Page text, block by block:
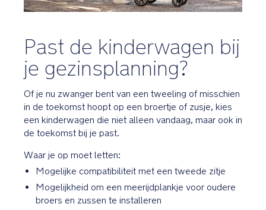
Past de kinderwagen bij
je gezinsplanning?
Of je nu zwanger bent van een tweeling of misschien
in de toekomst hoopt op een broertje of zusje, kies
een kinderwagen die niet alleen vandaag, maar ook in
de toekomst bij je past.
Waar je op moet letten:
Mogelijke compatibiliteit met een tweede zitje
Mogelijkheid om een meerijdplankje voor oudere
broers en zussen te installeren